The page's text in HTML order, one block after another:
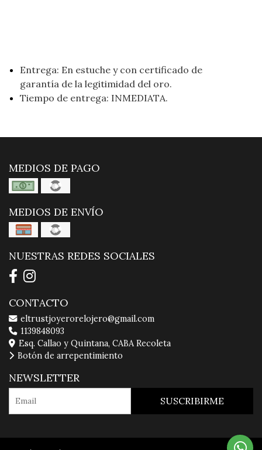
Entrega: En estuche y con certificado de
garantía de la legitimidad del oro.
Tiempo de entrega: INMEDIATA.
MEDIOS DE PAGO
MEDIOS DE ENVÍO
NUESTRAS REDES SOCIALES
CONTACTO
eltrustjoyerorelojero@gmail.com
1139848093
Esq. Callao y Quintana, CABA Recoleta
Botón de arrepentimiento
NEWSLETTER
SUSCRIBIRME